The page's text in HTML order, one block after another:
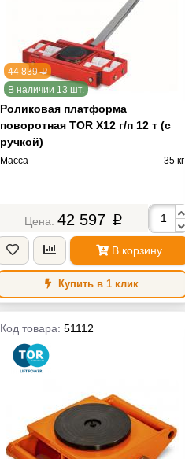
44 839p
В наличии 13 шт.
Роликовая платформа
поворотная TOR X12 г/п 12 т (с
ручкой)
Масса 35 кг
42 597 p
В корзину
Купить в 1 клик
Код товара: 51112